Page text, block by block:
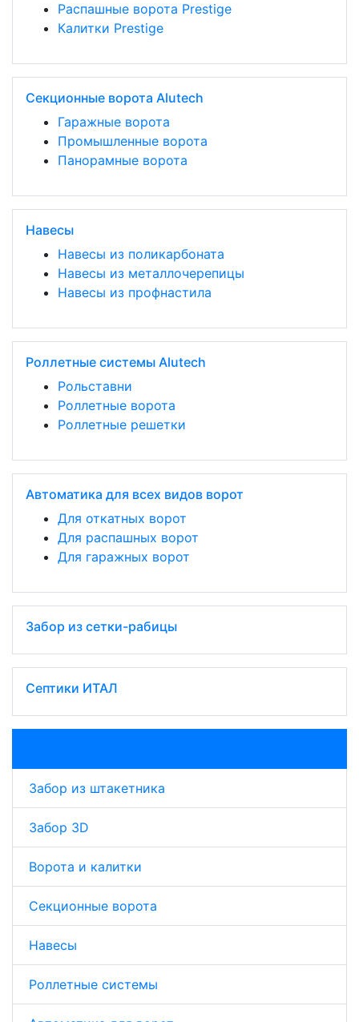
Распашные ворота Prestige
Калитки Prestige
Секционные ворота Alutech
Гаражные ворота
Промышленные ворота
Панорамные ворота
Навесы
Навесы из поликарбоната
Навесы из металлочерепицы
Навесы из профнастила
Роллетные системы Alutech
Рольставни
Роллетные ворота
Роллетные решетки
Автоматика для всех видов ворот
Для откатных ворот
Для распашных ворот
Для гаражных ворот
Забор из сетки-рабицы
Септики ИТАЛ
Забор из штакетника
Забор 3D
Ворота и калитки
Секционные ворота
Навесы
Роллетные системы